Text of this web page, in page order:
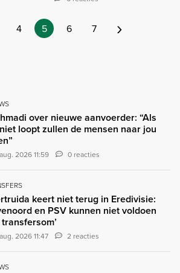
4 5 6 7 ›
over nieuwe aanvoerder: “Als
loopt zullen de mensen naar jou
2026 11:59 0 reacties
keert niet terug in Eredivisie:
en PSV kunnen niet voldoen
2026 11:47 2 reacties